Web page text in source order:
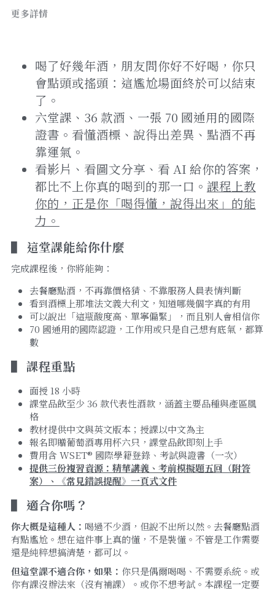
更多詳情
喝了好幾年酒，朋友問你好不好喝，你只
會點頭或搖頭：這尷尬場面終於可以結束
了。
六堂課、36 款酒、一張 70 國通用的國際
證書。看懂酒標、說得出差異、點酒不再
靠運氣。
看影片、看圖文分享、看 AI 給你的答案，
都比不上你真的喝到的那一口。 課程上教
你的，正是你「喝得懂，說得出來」的能
力。
▌ 這堂課能給你什麼
完成課程後，你將能夠：
去餐廳點酒，不再靠價格猜、不靠服務人員表情判斷
看到酒標上那堆法文義大利文，知道哪幾個字真的有用
可以說出「這瓶酸度高、單寧偏緊」，而且別人會相信你
70 國通用的國際認證，工作用或只是自己想有底氣，都算
數
▌ 課程重點
面授 18 小時
課堂品飲至少 36 款代表性酒款，涵蓋主要品種與產區風
格
教材提供中文與英文版本；授課以中文為主
報名即贈葡萄酒專用杯六只，課堂品飲即刻上手
費用含 WSET® 國際學籍登錄、考試與證書（一次）
提供三份複習資源：精華講義、考前模擬題五回（附答
案）、《常見錯誤提醒》一頁式文件
▌ 適合你嗎？
你大概是這種人： 喝過不少酒，但說不出所以然。去餐廳點酒
有點尷尬。想在這件事上真的懂，不是裝懂。不管是工作需要
還是純粹想搞清楚，都可以。
但這堂課不適合你，如果： 你只是偶爾喝喝、不需要系統。或
你有課沒辦法來（沒有補課）。或你不想考試。本課程一定要